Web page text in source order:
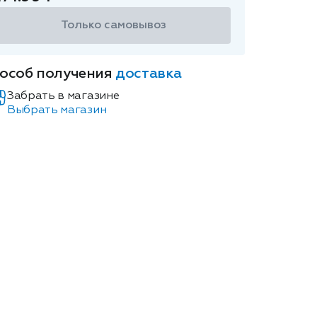
Только самовывоз
получения доставка
Забрать в магазине
Выбрать магазин